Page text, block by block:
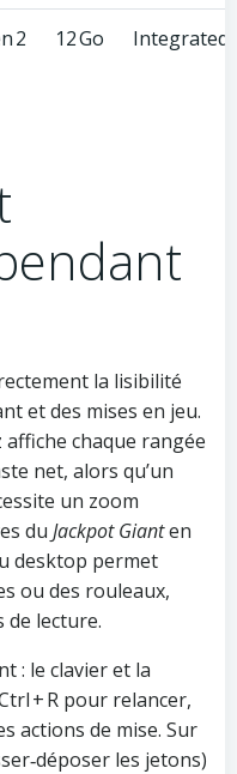
2 12 Go Integrated
la lisibilité
et des mises en jeu.
affiche chaque rangée
net, alors qu’un
un zoom
du Jackpot Gianten
desktop permet
ou des rouleaux,
de lecture.
: le clavier et la
+ R pour relancer,
actions de mise. Sur
les jetons)